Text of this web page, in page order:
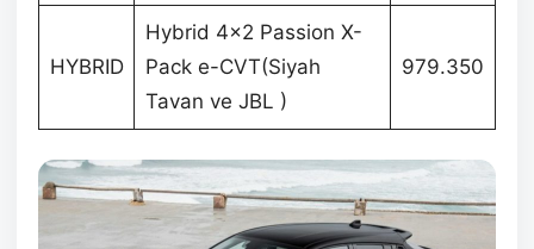
HYBRID
Hybrid 4×2 Passion X-
Pack e-CVT(Siyah
Tavan ve JBL )
979.350